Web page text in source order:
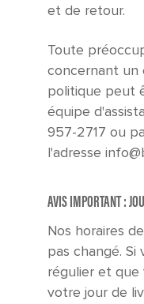
et de retour.
Toute
concernant
politique peut
équipe
957-2717 ou
l'adresse
AVIS IMPORTANT :
Nos horaires
pas changé.
régulier et que
votre jour de